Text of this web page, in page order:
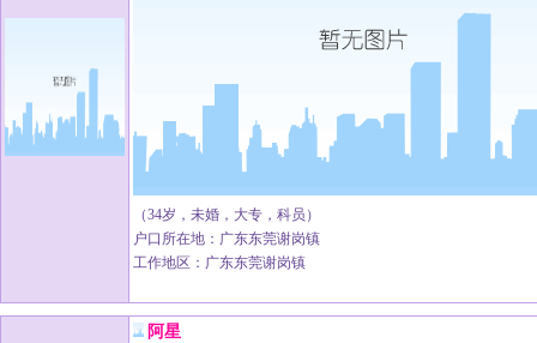
（34岁，未婚，大专，科员）
户口所在地：广东东莞谢岗镇
工作地区：广东东莞谢岗镇
阿星